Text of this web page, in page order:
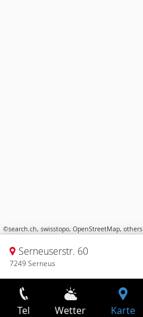
©search.ch, swisstopo, OpenStreetMap, others
Serneuserstr. 60
7249 Serneus
Tel Wetter Karte